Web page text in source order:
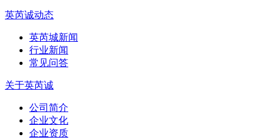
英芮诚动态
英芮城新闻
行业新闻
常见问答
关于英芮诚
公司简介
企业文化
企业资质